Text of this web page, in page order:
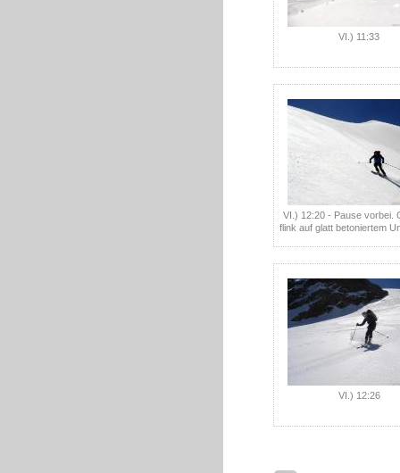
VI.) 11:33
VI.) 12:20 - Pause vorbei.
flink auf glatt betoniertem
VI.) 12:26